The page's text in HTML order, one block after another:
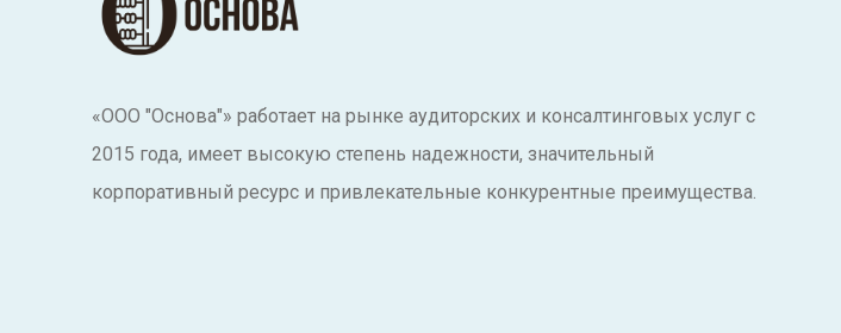
«ООО "Основа"» работает на рынке аудиторских и консалтинговых услуг с
2015 года, имеет высокую степень надежности, значительный
корпоративный ресурс и привлекательные конкурентные преимущества.